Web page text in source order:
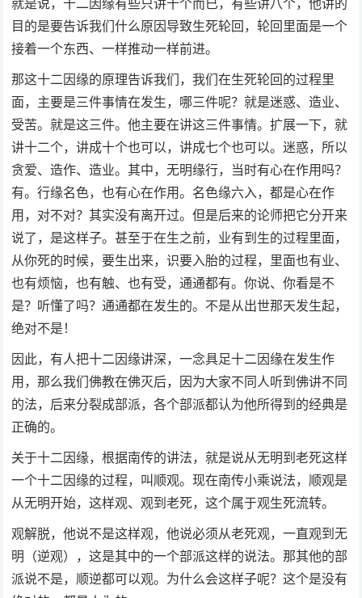
目的是要告诉我们什么原因导致生死轮回，轮回里面是一个
接着一个东西、一样推动一样前进。
那这十二因缘的原理告诉我们，我们在生死轮回的过程里
面，主要是三件事情在发生，哪三件呢？就是迷惑、造业、
受苦。就是这三件。他主要在讲这三件事情。扩展一下，就
讲十二个，讲成十个也可以，讲成七个也可以。迷惑，所以
贪爱、造作、造业。其中，无明缘行，当时有心在作用吗？
有。行缘名色，也有心在作用。名色缘六入，都是心在作
用，对不对？其实没有离开过。但是后来的论师把它分开来
说了，是这样子。甚至于在生之前，业有到生的过程里面，
从你死的时候，要生出来，识要入胎的过程，里面也有业、
也有烦恼，也有触、也有受，通通都有。你说、你看是不
是？听懂了吗？通通都在发生的。不是从出世那天发生起，
绝对不是！
因此，有人把十二因缘讲深，一念具足十二因缘在发生作
用，那么我们佛教在佛灭后，因为大家不同人听到佛讲不同
的法，后来分裂成部派，各个部派都认为他所得到的经典是
正确的。
关于十二因缘，根据南传的讲法，就是说从无明到老死这样
一个十二因缘的过程，叫顺观。现在南传小乘说法，顺观是
从无明开始，这样观、观到老死，这个属于观生死流转。
观解脱，他说不是这样观，他说必须从老死观，一直观到无
明（逆观），这是其中的一个部派这样的说法。那其他的部
派说不是，顺逆都可以观。为什么会这样子呢？这个是没有